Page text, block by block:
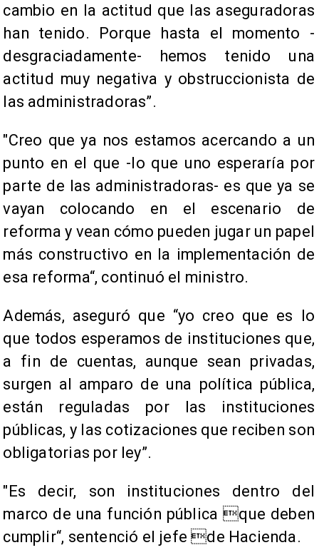
cambio en la actitud que las aseguradoras
han tenido. Porque hasta el momento -
desgraciadamente- hemos tenido una
actitud muy negativa y obstruccionista de
las administradoras”.
"Creo que ya nos estamos acercando a un
punto en el que -lo que uno esperaría por
parte de las administradoras- es que ya se
vayan colocando en el escenario de
reforma y vean cómo pueden jugar un papel
más constructivo en la implementación de
esa reforma“, continuó el ministro.
Además, aseguró que “yo creo que es lo
que todos esperamos de instituciones que,
a fin de cuentas, aunque sean privadas,
surgen al amparo de una política pública,
están reguladas por las instituciones
públicas, y las cotizaciones que reciben son
obligatorias por ley”.
"Es decir, son instituciones dentro del
marco de una función pública que deben
cumplir“, sentenció el jefe de Hacienda.